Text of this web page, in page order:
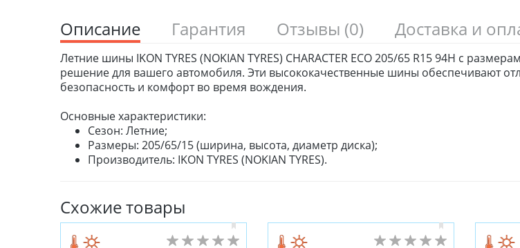
Описание Гарантия Отзывы (0) Доставка и
Летние шины IKON TYRES (NOKIAN TYRES) CHARACTER ECO 205/65 R15 94H с
решение для вашего автомобиля. Эти высококачественные шины обеспечивают
безопасность и комфорт во время вождения.
Основные характеристики:
Сезон: Летние;
Размеры: 205/65/15 (ширина, высота, диаметр диска);
Производитель: IKON TYRES (NOKIAN TYRES).
Схожие товары